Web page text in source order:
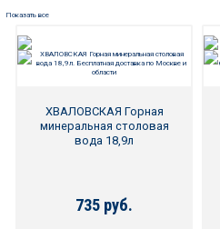
Показать все
ХВАЛОВСКАЯ Горная
минеральная столовая
вода 18,9л
735 руб.